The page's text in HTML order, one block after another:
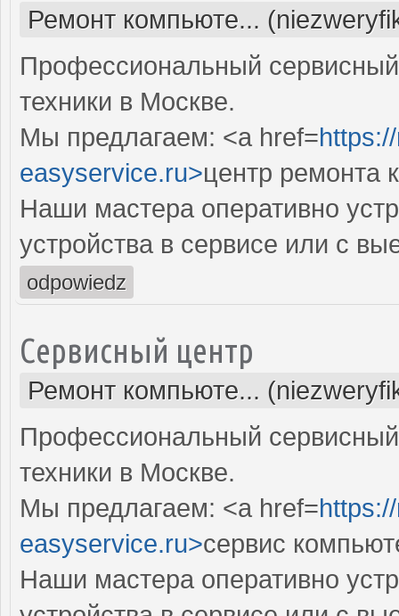
Ремонт компьюте...
Профессиональный
техники в Москве.
Мы предлагаем: <a href=
easyservice.ru>центр ремонта
Наши мастера оперативно
устройства в сервисе или с
odpowiedz
Сервисный центр
Ремонт компьюте...
Профессиональный
техники в Москве.
Мы предлагаем: <a href=
easyservice.ru>сервис
Наши мастера оперативно